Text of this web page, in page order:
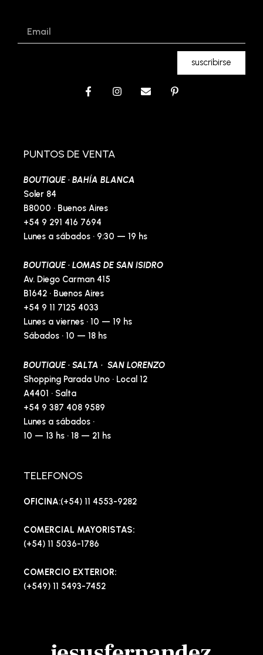
suscribirse
F
a
o
k
f
I
E
P
PUNTOS DE VENTA
BOUTIQUE · BAHÍA BLANCA
Soler 84
B8000 · Buenos Aires
+54 9 291 416 7694
Lunes a sábados · 9:30 — 19 hs
BOUTIQUE · LOMAS DE SAN ISIDRO
Av. Diego Carman 415
B1642 · Buenos Aires
+54 9 11 7125 4033
Lunes a viernes · 10 — 19 hs
Sábados · 10 — 18 hs
BOUTIQUE · SALTA · SAN LORENZO
Shopping Parada Uno · Local 12
A4401 · Salta
+54 9 387 408 9589
Lunes a sábados ·
10 — 13 hs · 18 — 21 hs
TELEFONOS
OFICINA:(+54) 11 4553-9282
COMERCIAL MAYORISTAS:
(+54) 11 5036-1786
COMERCIO EXTERIOR:
(+549) 11 5493-7452